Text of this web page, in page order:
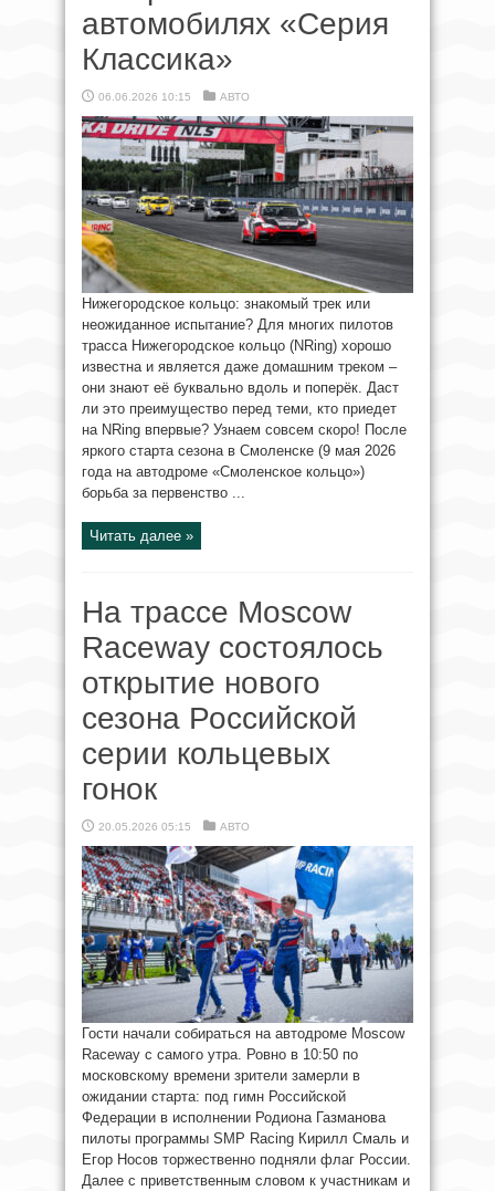
автомобилях «Серия
Классика»
06.06.2026 10:15 АВТО
Нижегородское кольцо: знакомый трек или
неожиданное испытание? Для многих пилотов
трасса Нижегородское кольцо (NRing) хорошо
известна и является даже домашним треком –
они знают её буквально вдоль и поперёк. Даст
ли это преимущество перед теми, кто приедет
на NRing впервые? Узнаем совсем скоро! После
яркого старта сезона в Смоленске (9 мая 2026
года на автодроме «Смоленское кольцо»)
борьба за первенство ...
Читать далее »
На трассе Moscow
Raceway состоялось
открытие нового
сезона Российской
серии кольцевых
гонок
20.05.2026 05:15 АВТО
Гости начали собираться на автодроме Moscow
Raceway с самого утра. Ровно в 10:50 по
московскому времени зрители замерли в
ожидании старта: под гимн Российской
Федерации в исполнении Родиона Газманова
пилоты программы SMP Racing Кирилл Смаль и
Егор Носов торжественно подняли флаг России.
Далее с приветственным словом к участникам и